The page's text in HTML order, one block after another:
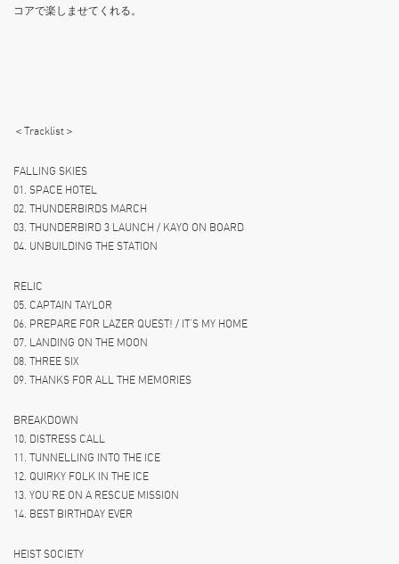
コアで楽しませてくれる。
＜Tracklist＞
FALLING SKIES
01. SPACE HOTEL
02. THUNDERBIRDS MARCH
03. THUNDERBIRD 3 LAUNCH / KAYO ON BOARD
04. UNBUILDING THE STATION
RELIC
05. CAPTAIN TAYLOR
06. PREPARE FOR LAZER QUEST! / IT’S MY HOME
07. LANDING ON THE MOON
08. THREE SIX
09. THANKS FOR ALL THE MEMORIES
BREAKDOWN
10. DISTRESS CALL
11. TUNNELLING INTO THE ICE
12. QUIRKY FOLK IN THE ICE
13. YOU’RE ON A RESCUE MISSION
14. BEST BIRTHDAY EVER
HEIST SOCIETY